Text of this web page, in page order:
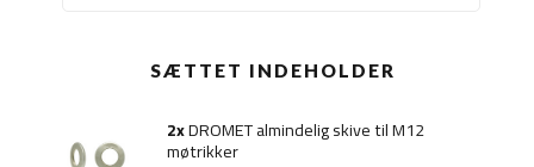
SÆTTET INDEHOLDER
2xDROMET almindelig skive til M12
møtrikker